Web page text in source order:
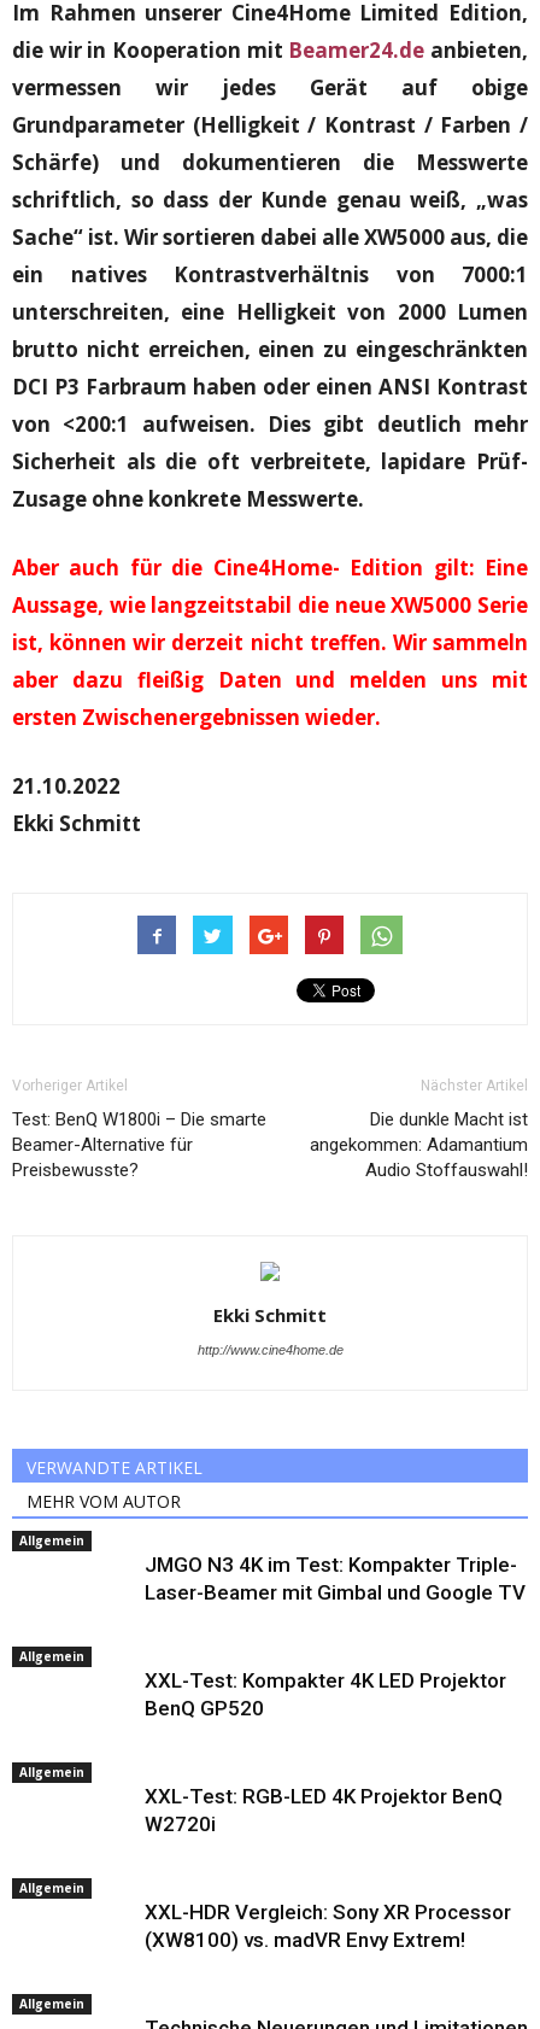
Im Rahmen unserer Cine4Home Limited Edition,
die wir in Kooperation mit Beamer24.de anbieten,
vermessen wir jedes Gerät auf obige
Grundparameter (Helligkeit / Kontrast / Farben /
Schärfe) und dokumentieren die Messwerte
schriftlich, so dass der Kunde genau weiß, „was
Sache“ ist. Wir sortieren dabei alle XW5000 aus, die
ein natives Kontrastverhältnis von 7000:1
unterschreiten, eine Helligkeit von 2000 Lumen
brutto nicht erreichen, einen zu eingeschränkten
DCI P3 Farbraum haben oder einen ANSI Kontrast
von <200:1 aufweisen. Dies gibt deutlich mehr
Sicherheit als die oft verbreitete, lapidare Prüf-
Zusage ohne konkrete Messwerte.
Aber auch für die Cine4Home- Edition gilt: Eine
Aussage, wie langzeitstabil die neue XW5000 Serie
ist, können wir derzeit nicht treffen. Wir sammeln
aber dazu fleißig Daten und melden uns mit
ersten Zwischenergebnissen wieder.
21.10.2022
Ekki Schmitt
Vorheriger Artikel
Test: BenQ W1800i – Die smarte
Beamer-Alternative für
Preisbewusste?
Nächster Artikel
Die dunkle Macht ist
angekommen: Adamantium
Audio Stoffauswahl!
Ekki Schmitt
http://www.cine4home.de
VERWANDTE ARTIKEL
MEHR VOM AUTOR
Allgemein
JMGO N3 4K im Test: Kompakter Triple-
Laser-Beamer mit Gimbal und Google TV
Allgemein
XXL-Test: Kompakter 4K LED Projektor
BenQ GP520
Allgemein
XXL-Test: RGB-LED 4K Projektor BenQ
W2720i
Allgemein
XXL-HDR Vergleich: Sony XR Processor
(XW8100) vs. madVR Envy Extrem!
Allgemein